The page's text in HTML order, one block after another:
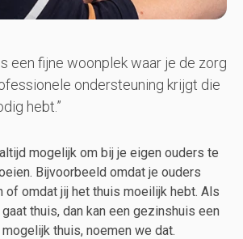
een fijne woonplek waar je de zorg
ondersteuning krijgt die
hebt.”
mogelijk om bij je eigen ouders te
Bijvoorbeeld omdat je ouders
of omdat jij het thuis moeilijk hebt. Als
thuis, dan kan een gezinshuis een
thuis, noemen we dat.